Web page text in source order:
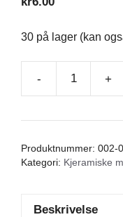
30 på lager (kan
- +
Produktnummer: 002-
Kategori: Kjeramiske
Beskrivelse